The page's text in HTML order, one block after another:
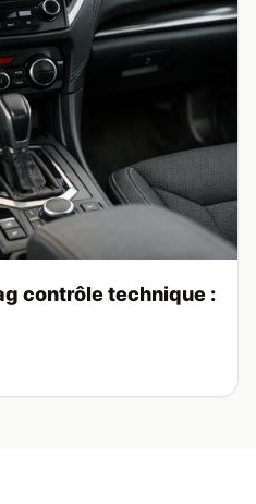
contrôle technique :